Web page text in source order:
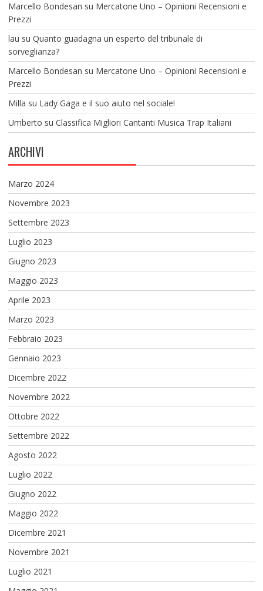
Marcello Bondesan su Mercatone Uno – Opinioni Recensioni e
Prezzi
lau su Quanto guadagna un esperto del tribunale di
sorveglianza?
Marcello Bondesan su Mercatone Uno – Opinioni Recensioni e
Prezzi
Milla su Lady Gaga e il suo aiuto nel sociale!
Umberto su Classifica Migliori Cantanti Musica Trap Italiani
ARCHIVI
Marzo 2024
Novembre 2023
Settembre 2023
Luglio 2023
Giugno 2023
Maggio 2023
Aprile 2023
Marzo 2023
Febbraio 2023
Gennaio 2023
Dicembre 2022
Novembre 2022
Ottobre 2022
Settembre 2022
Agosto 2022
Luglio 2022
Giugno 2022
Maggio 2022
Dicembre 2021
Novembre 2021
Luglio 2021